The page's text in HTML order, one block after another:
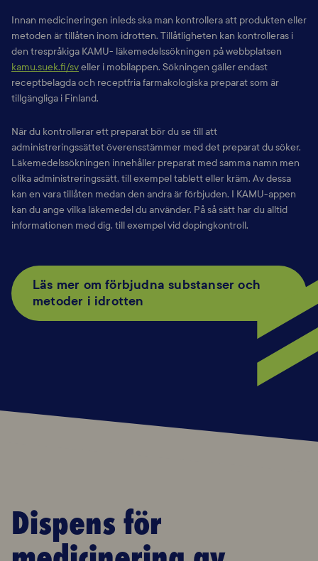
Innan medicineringen inleds ska man kontrollera att produkten eller
metoden är tillåten inom idrotten. Tillåtligheten kan kontrolleras i
den trespråkiga KAMU- läkemedelssökningen på webbplatsen
kamu.suek.fi/sveller i mobilappen. Sökningen gäller endast
receptbelagda och receptfria farmakologiska preparatsom är
tillgängliga i Finland.
När du kontrollerar ett preparat bör du se till att
administreringssättetöverensstämmer med det preparat du söker.
Läkemedelssökningen innehåller preparat med samma namn men
olika administreringssätt, till exempel tabletteller kräm. Av dessa
kan en vara tillåten medan den andra är förbjuden. I KAMU-appen
kan du ange vilka läkemedel du använder. På så sätt har du alltid
informationen med dig, till exempel vid dopingkontroll.
Läs mer om förbjudna substanser och
metoder i idrotten
Dispens för